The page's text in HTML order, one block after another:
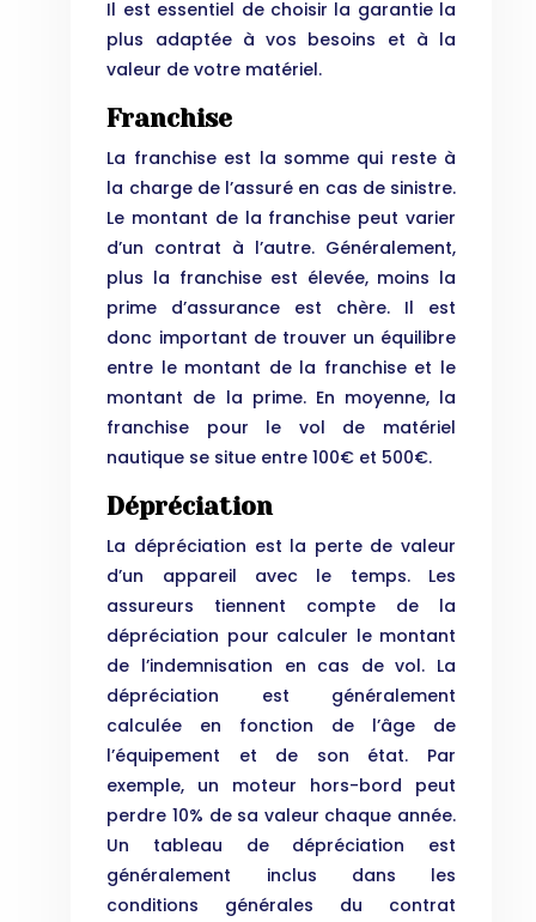
Il est essentiel de choisir la garantie la
plus adaptée à vos besoins et à la
valeur de votre matériel.
Franchise
La franchise est la somme qui reste à
la charge de l’assuré en cas de sinistre.
Le montant de la franchise peut varier
d’un contrat à l’autre. Généralement,
plus la franchise est élevée, moins la
prime d’assurance est chère. Il est
donc important de trouver un équilibre
entre le montant de la franchise et le
montant de la prime. En moyenne, la
franchise pour le vol de matériel
nautique se situe entre 100€ et 500€.
Dépréciation
La dépréciation est la perte de valeur
d’un appareil avec le temps. Les
assureurs tiennent compte de la
dépréciation pour calculer le montant
de l’indemnisation en cas de vol. La
dépréciation est généralement
calculée en fonction de l’âge de
l’équipement et de son état. Par
exemple, un moteur hors-bord peut
perdre 10% de sa valeur chaque année.
Un tableau de dépréciation est
généralement inclus dans les
conditions générales du contrat